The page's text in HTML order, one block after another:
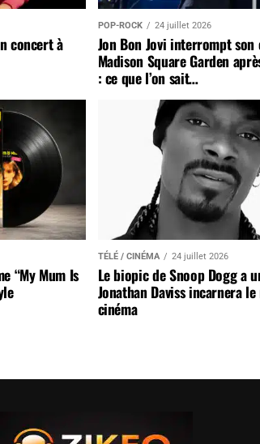
concert à
POP-ROCK 24 juillet 2026
Jon Bon Jovi interrompt son
Madison Square Garden
: ce que l’on sait…
“My Mum Is
TÉLÉ / CINÉMA 24 juillet 2026
Le biopic de Snoop Dogg a
Jonathan Daviss incarnera
cinéma